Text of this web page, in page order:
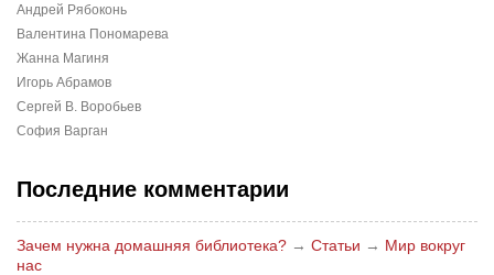
Андрей Рябоконь
Валентина Пономарева
Жанна Магиня
Игорь Абрамов
Сергей В. Воробьев
София Варган
Последние комментарии
Зачем нужна домашняя библиотека? → Статьи → Мир вокруг
нас